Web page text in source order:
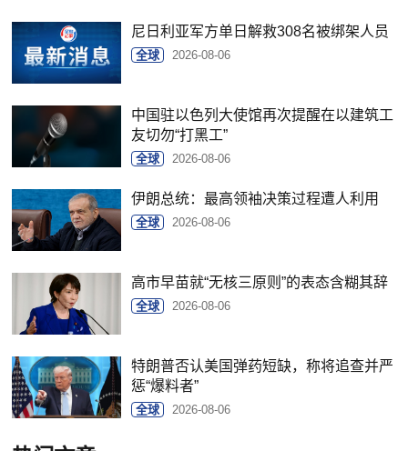
尼日利亚军方单日解救308名被绑架人员
全球 2026-08-06
中国驻以色列大使馆再次提醒在以建筑工
友切勿“打黑工”
全球 2026-08-06
伊朗总统：最高领袖决策过程遭人利用
全球 2026-08-06
高市早苗就“无核三原则”的表态含糊其辞
全球 2026-08-06
特朗普否认美国弹药短缺，称将追查并严
惩“爆料者”
全球 2026-08-06